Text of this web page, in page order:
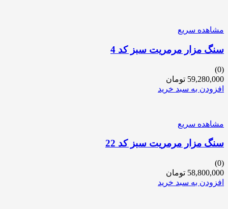
مشاهده سریع
سنگ مزار مرمریت سبز کد 4
(0)
59,280,000 تومان
افزودن به سبد خرید
مشاهده سریع
سنگ مزار مرمریت سبز کد 22
(0)
58,800,000 تومان
افزودن به سبد خرید